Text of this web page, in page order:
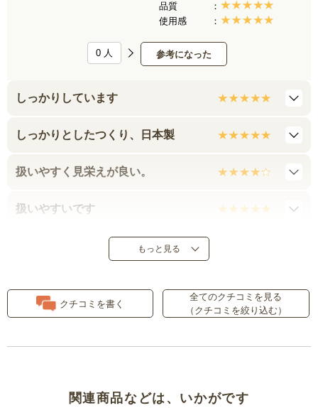
品質
使用感
参考になった
0 人
しっかりしています
しっかりとしたつくり、日本製
扱いやすく見栄えが良い。
扱いやすいです
おしゃれで丈夫！
もっと見る
クチコミを書く
全てのクチコミを見る
（クチコミを絞り込む）
関連商品などは、いかがです